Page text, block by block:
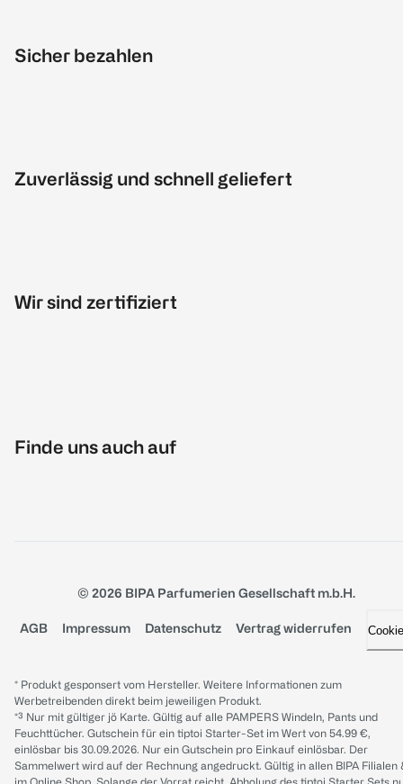
Sicher bezahlen
Zuverlässig und schnell geliefert
Wir sind zertifiziert
Finde uns auch auf
© 2026 BIPA Parfumerien Gesellschaft m.b.H.
AGB Impressum Datenschutz Vertrag widerrufen
* Produkt gesponsert vom Hersteller. Weitere Informationen zum
Werbetreibenden direkt beim jeweiligen Produkt.
*³ Nur mit gültiger jö Karte. Gültig auf alle PAMPERS Windeln, Pants und
Feuchttücher. Gutschein für ein tiptoi Starter-Set im Wert von 54.99 €,
einlösbar bis 30.09.2026. Nur ein Gutschein pro Einkauf einlösbar. Der
Sammelwert wird auf der Rechnung angedruckt. Gültig in allen BIPA Filialen
im Online Shop. Solange der Vorrat reicht. Abholung des tiptoi Starter Sets